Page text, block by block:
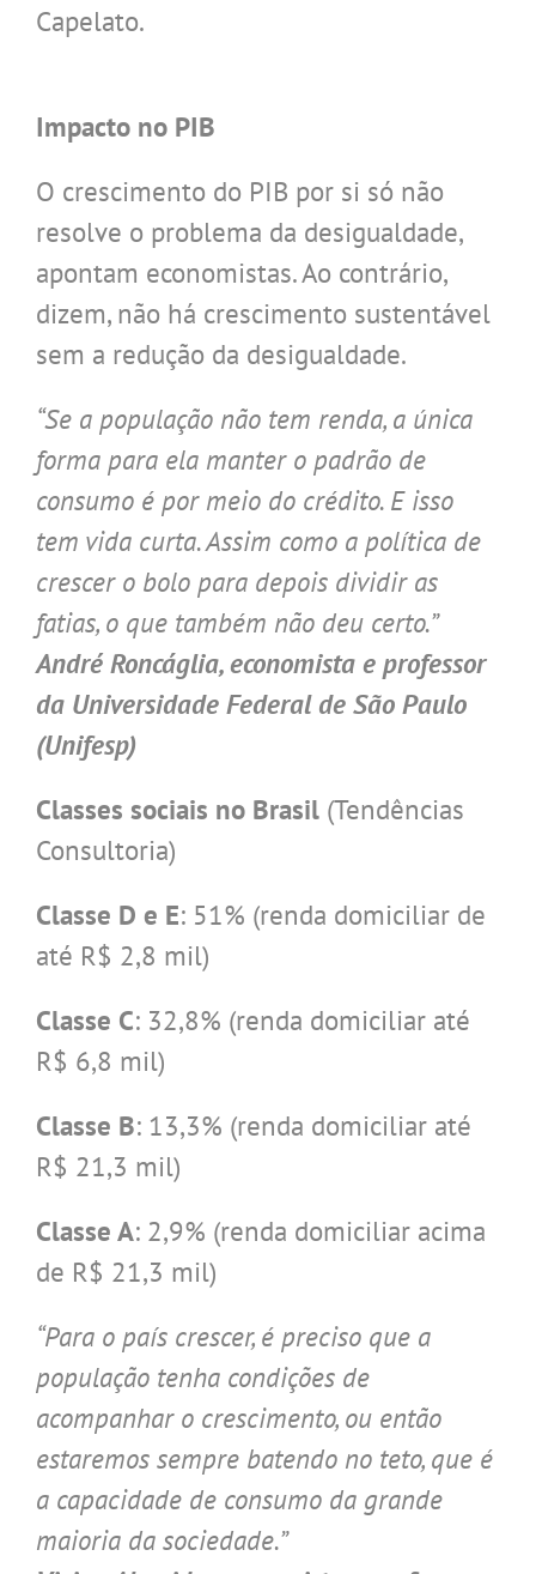
Capelato.
Impacto no PIB
O crescimento do PIB por si só não
resolve o problema da desigualdade,
apontam economistas. Ao contrário,
dizem, não há crescimento sustentável
sem a redução da desigualdade.
“Se a população não tem renda, a única
forma para ela manter o padrão de
consumo é por meio do crédito. E isso
tem vida curta. Assim como a política de
crescer o bolo para depois dividir as
fatias, o que também não deu certo.”
André Roncáglia, economista e professor
da Universidade Federal de São Paulo
(Unifesp)
Classes sociais no Brasil (Tendências
Consultoria)
Classe D e E: 51% (renda domiciliar de
até R$ 2,8 mil)
Classe C: 32,8% (renda domiciliar até
R$ 6,8 mil)
Classe B: 13,3% (renda domiciliar até
R$ 21,3 mil)
Classe A: 2,9% (renda domiciliar acima
de R$ 21,3 mil)
“Para o país crescer, é preciso que a
população tenha condições de
acompanhar o crescimento, ou então
estaremos sempre batendo no teto, que é
a capacidade de consumo da grande
maioria da sociedade.”